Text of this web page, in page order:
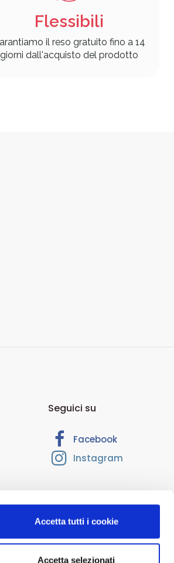
Accetta tutti i cookie
Accetta selezionati
Flessibili
il reso gratuito fino a 14
giorni dall'acquisto del prodotto
Seguici su
Facebook
Instagram